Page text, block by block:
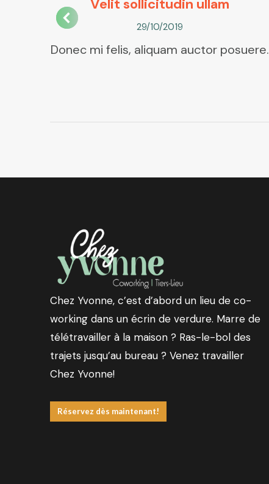
Velit sollicitudin ullam
29/10/2019
Donec mi felis, aliquam auctor posuere.
Chez Yvonne, c’est d’abord un lieu de co-
working dans un écrin de verdure. Marre de
télétravailler à la maison ? Ras-le-bol des
trajets jusqu’au bureau ? Venez travailler
Chez Yvonne!
Réservez dès maintenant!